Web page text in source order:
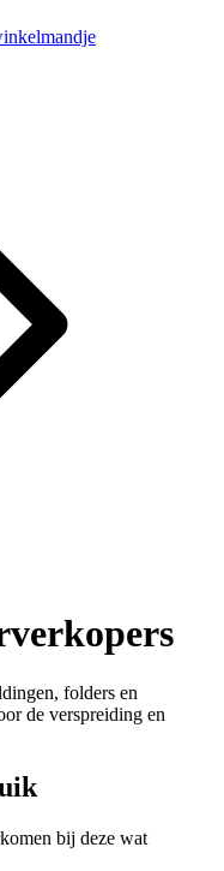
folders en
de verspreiding en
bij deze wat